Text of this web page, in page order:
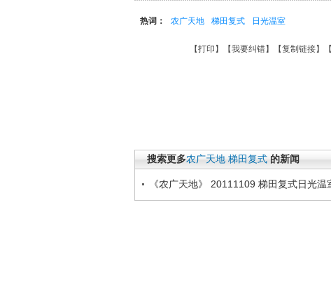
热词： 农广天地 梯田复式 日光温室
【打印 】【我要纠错】【复制链接】【
搜索更多农广天地 梯田复式 的新闻
《农广天地》 20111109 梯田复式日光温